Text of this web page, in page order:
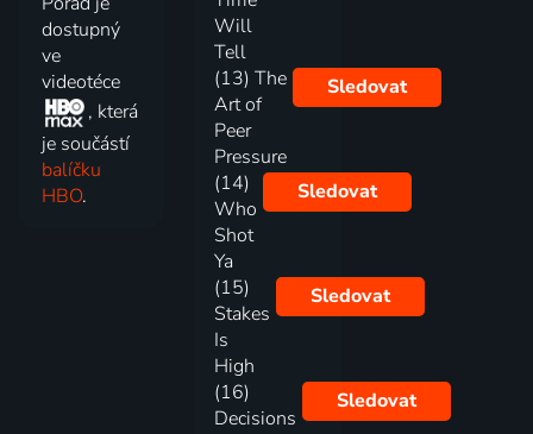
dostupný
ve
videotéce
, která
je součástí
balíčku
HBO.
Will
Tell
(13) The
Art of
Peer
Pressure
Sledovat
(14)
Who
Shot
Ya
Sledovat
(15)
Stakes
Is
High
Sledovat
(16)
Decisions
Sledovat